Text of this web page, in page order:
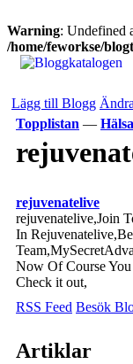
Warning: Undefined
/home/feworkse/
Lägg till Blogg
Topplistan — Hälsa
rejuvenatelive
rejuvenatelive,Join
In
Now Of Course
Check it out,
RSS Feed Besök
Artiklar